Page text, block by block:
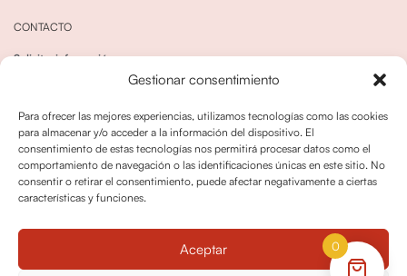
Gestionar consentimiento
Para ofrecer las mejores experiencias, utilizamos tecnologías como las cookies
para almacenar y/o acceder a la información del dispositivo. El
consentimiento de estas tecnologías nos permitirá procesar datos como el
comportamiento de navegación o las identificaciones únicas en este sitio. No
consentir o retirar el consentimiento, puede afectar negativamente a ciertas
características y funciones.
Aceptar
CONTACTO
Solicitar información
Política de cookies
Política dedevoluciones y cancelaciones
0